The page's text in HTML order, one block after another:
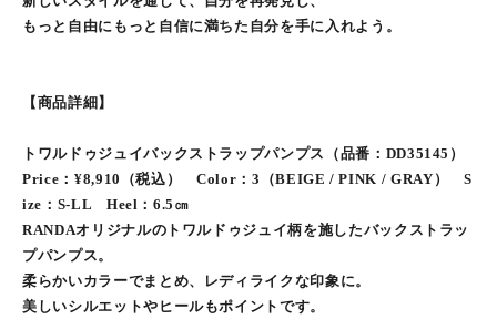
もっと自由にもっと自信に満ちた自分を手に入れよう。
【商品詳細】
トワルドゥジュイバックストラップパンプス（品番：DD35145）
Price：¥8,910（税込） Color：3（BEIGE / PINK / GRAY） S
ize：S-LL Heel：6.5㎝
RANDAオリジナルのトワルドゥジュイ柄を施したバックストラッ
プパンプス。
柔らかいカラーでまとめ、レディライクな印象に。
美しいシルエットやヒールもポイントです。